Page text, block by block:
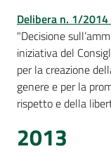
Delibera n. 1/2014
"Decisione
iniziativa del
per la creazione
genere e per la
rispetto e della
2013